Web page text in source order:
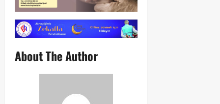
About The Author